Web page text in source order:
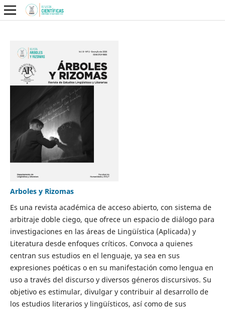
Arboles y Rizomas
Es una revista académica de acceso abierto, con sistema de
arbitraje doble ciego, que ofrece un espacio de diálogo para
investigaciones en las áreas de Lingüística (Aplicada) y
Literatura desde enfoques críticos. Convoca a quienes
centran sus estudios en el lenguaje, ya sea en sus
expresiones poéticas o en su manifestación como lengua en
uso a través del discurso y diversos géneros discursivos. Su
objetivo es estimular, divulgar y contribuir al desarrollo de
los estudios literarios y lingüísticos, así como de sus